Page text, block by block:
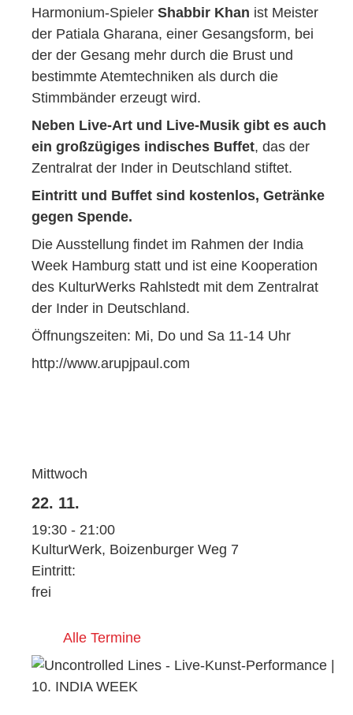
Harmonium-Spieler Shabbir Khan ist Meister
der Patiala Gharana, einer Gesangsform, bei
der der Gesang mehr durch die Brust und
bestimmte Atemtechniken als durch die
Stimmbänder erzeugt wird.
Neben Live-Art und Live-Musik gibt es auch
ein großzügiges indisches Buffet, das der
Zentralrat der Inder in Deutschland stiftet.
Eintritt und Buffet sind kostenlos, Getränke
gegen Spende.
Die Ausstellung findet im Rahmen der India
Week Hamburg statt und ist eine Kooperation
des KulturWerks Rahlstedt mit dem Zentralrat
der Inder in Deutschland.
Öffnungszeiten: Mi, Do und Sa 11-14 Uhr
http://www.arupjpaul.com
Mittwoch
22. 11.
19:30 - 21:00
KulturWerk, Boizenburger Weg 7
Eintritt:
frei
Alle Termine